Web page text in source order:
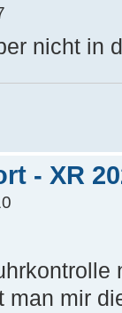
nicht in
- XR
man mir